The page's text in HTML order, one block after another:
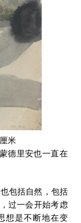
米
德里安也一直在
包括自然，包括
过一会开始考虑
想是不断地在变